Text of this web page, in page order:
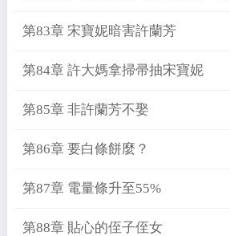
第83章 宋寶妮暗害許蘭芳
第84章 許大媽拿掃帚抽宋寶妮
第85章 非許蘭芳不娶
第86章 要白條餅麼？
第87章 電量條升至55%
第88章 貼心的侄子侄女